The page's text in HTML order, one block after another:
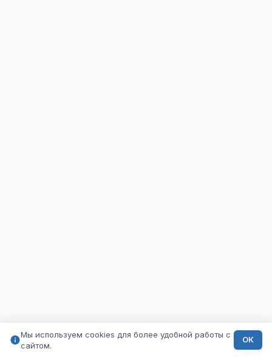
Мы используем cookies для более удобной работы с
сайтом.
ОК